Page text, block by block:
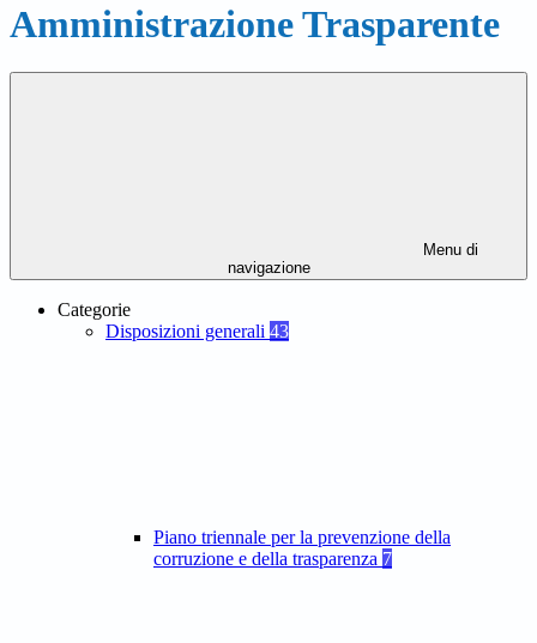
Amministrazione Trasparente
Menu di
navigazione
Categorie
Disposizioni generali 43
Piano triennale per la prevenzione della
corruzione e della trasparenza 7